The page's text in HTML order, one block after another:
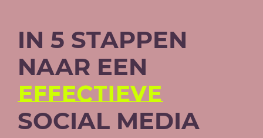
IN 5 STAPPEN
NAAR EEN
EFFECTIEVE
SOCIAL MEDIA